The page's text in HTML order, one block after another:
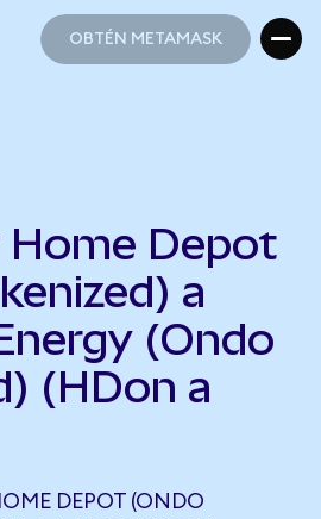
OBTÉN METAMASK
Depot
a
(Ondo
(HDon a
DEPOT (ONDO